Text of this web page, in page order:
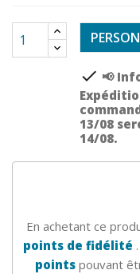
check 📢
13/08
14/08.
En achetant ce
points de fidélité
pointspouvant